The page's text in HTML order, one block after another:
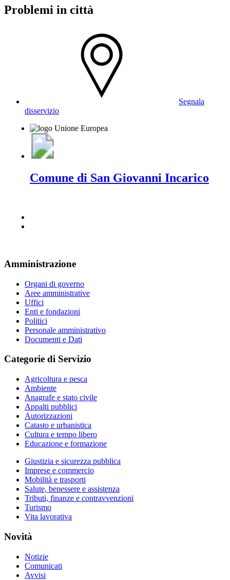
Problemi in città
Segnala
disservizio
Comune di San Giovanni Incarico
Amministrazione
Organi di governo
Aree amministrative
Uffici
Enti e fondazioni
Politici
Personale amministrativo
Documenti e Dati
Categorie di Servizio
Agricoltura e pesca
Ambiente
Anagrafe e stato civile
Appalti pubblici
Autorizzazioni
Catasto e urbanistica
Cultura e tempo libero
Educazione e formazione
Giustizia e sicurezza pubblica
Imprese e commercio
Mobilità e trasporti
Salute, benessere e assistenza
Tributi, finanze e contravvenzioni
Turismo
Vita lavorativa
Novità
Notizie
Comunicati
Avvisi